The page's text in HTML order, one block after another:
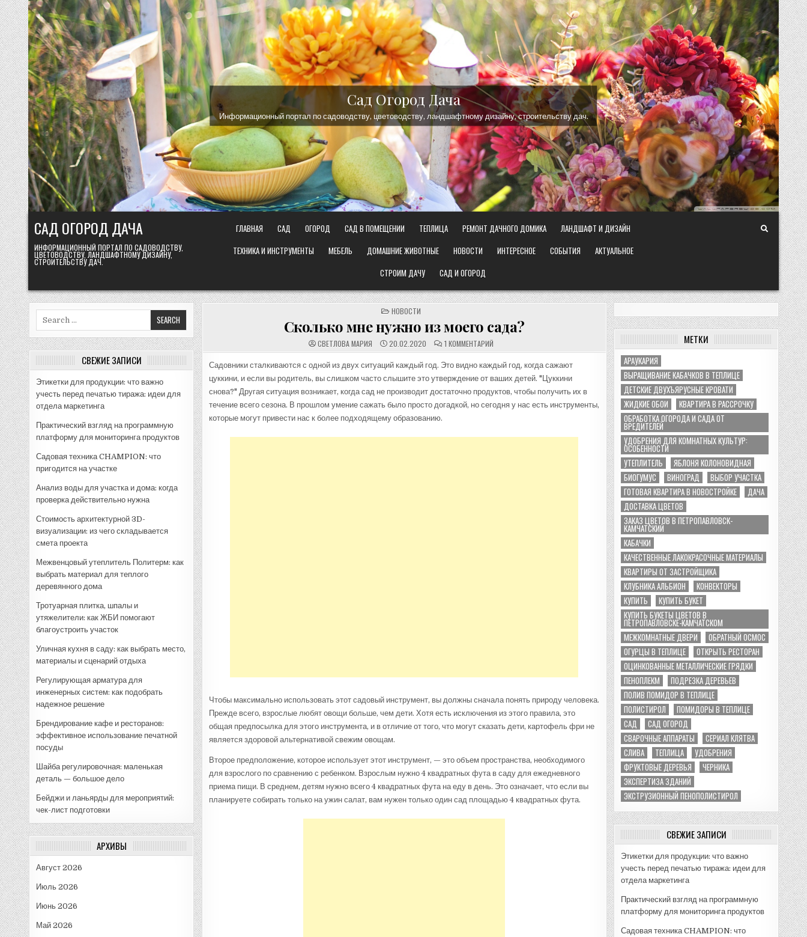
Skip
to
content
Сад Огород Дача
Информационный портал по садоводству, цветоводству, ландшафтному дизайну, строительству дач.
САД ОГОРОД ДАЧА
ИНФОРМАЦИОННЫЙ ПОРТАЛ ПО САДОВОДСТВУ,
ЦВЕТОВОДСТВУ, ЛАНДШАФТНОМУ ДИЗАЙНУ,
СТРОИТЕЛЬСТВУ ДАЧ.
ГЛАВНАЯ САД ОГОРОД САД В ПОМЕЩЕНИИ ТЕПЛИЦА РЕМОНТ ДАЧНОГО ДОМИКА
ЛАНДШАФТ И ДИЗАЙН
ТЕХНИКА И ИНСТРУМЕНТЫ
МЕБЕЛЬ ДОМАШНИЕ ЖИВОТНЫЕ НОВОСТИ ИНТЕРЕСНОЕ СОБЫТИЯ
АКТУАЛЬНОЕ
СТРОИМ ДАЧУ
САД И ОГОРОД
СВЕЖИЕ ЗАПИСИ
Этикетки для продукции: что важно
учесть перед печатью тиража: идеи для
отдела маркетинга
Практический взгляд на программную
платформу для мониторинга продуктов
Садовая техника CHAMPION: что
пригодится на участке
Анализ воды для участка и дома: когда
проверка действительно нужна
Стоимость архитектурной 3D-
визуализации: из чего складывается
смета проекта
Межвенцовый утеплитель Политерм: как
выбрать материал для теплого
деревянного дома
Тротуарная плитка, шпалы и
утяжелители: как ЖБИ помогают
благоустроить участок
Уличная кухня в саду: как выбрать место,
материалы и сценарий отдыха
Регулирующая арматура для
инженерных систем: как подобрать
надежное решение
Брендирование кафе и ресторанов:
эффективное использование печатной
посуды
Шайба регулировочная: маленькая
деталь — большое дело
Бейджи и ланьярды для мероприятий:
чек-лист подготовки
АРХИВЫ
Август 2026
Июль 2026
Июнь 2026
Май 2026
POSTED
IN
НОВОСТИ
Сколько мне нужно из моего сада?
СВЕТЛОВА МАРИЯ 20.02.2020 1 КОММЕНТАРИЙ
ЗАПИСИ
МНЕ
НУЖНО
ИЗ
САДА?
Садовники сталкиваются с одной из двух ситуаций каждый год. Это видно каждый год, когда сажают
цуккини, и если вы родитель, вы слишком часто слышите это утверждение от ваших детей. "Цуккини
снова?" Другая ситуация возникает, когда сад не производит достаточно продуктов, чтобы получить их в
течение всего сезона. В прошлом умение сажать было просто догадкой, но сегодня у нас есть инструменты,
которые могут привести нас к более подходящему образованию.
Чтобы максимально использовать этот садовый инструмент, вы должны сначала понять природу человека.
Прежде всего, взрослые любят овощи больше, чем дети. Хотя есть исключения из этого правила, это
общая предпосылка для этого инструмента, и в отличие от того, что могут сказать дети, картофель фри не
является здоровой альтернативой свежим овощам.
Второе предположение, которое использует этот инструмент, — это объем пространства, необходимого
для взрослого по сравнению с ребенком. Взрослым нужно 4 квадратных фута в саду для ежедневного
приема пищи. В среднем, детям нужно всего 4 квадратных фута на еду в день. Это означает, что если вы
планируете собирать только на ужин салат, вам нужен только один сад площадью 4 квадратных фута.
МЕТКИ
АРАУКАРИЯ
ВЫРАЩИВАНИЕ КАБАЧКОВ В ТЕПЛИЦЕ
ДЕТСКИЕ ДВУХЪЯРУСНЫЕ КРОВАТИ
ЖИДКИЕ ОБОИ
КВАРТИРА В РАССРОЧКУ
ОБРАБОТКА ОГОРОДА И САДА ОТ
ВРЕДИТЕЛЕЙ
УДОБРЕНИЯ ДЛЯ КОМНАТНЫХ КУЛЬТУР:
ОСОБЕННОСТИ
УТЕПЛИТЕЛЬ
ЯБЛОНЯ КОЛОНОВИДНАЯ
БИОГУМУС
ВИНОГРАД
ВЫБОР УЧАСТКА
ГОТОВАЯ КВАРТИРА В НОВОСТРОЙКЕ
ДАЧА
ДОСТАВКА ЦВЕТОВ
ЗАКАЗ ЦВЕТОВ В ПЕТРОПАВЛОВСК-
КАМЧАТСКИЙ
КАБАЧКИ
КАЧЕСТВЕННЫЕ ЛАКОКРАСОЧНЫЕ МАТЕРИАЛЫ
КВАРТИРЫ ОТ ЗАСТРОЙЩИКА
КЛУБНИКА АЛЬБИОН
КОНВЕКТОРЫ
КУПИТЬ
КУПИТЬ БУКЕТ
КУПИТЬ БУКЕТЫ ЦВЕТОВ В
ПЕТРОПАВЛОВСКЕ-КАМЧАТСКОМ
МЕЖКОМНАТНЫЕ ДВЕРИ
ОБРАТНЫЙ ОСМОС
ОГУРЦЫ В ТЕПЛИЦЕ
ОТКРЫТЬ РЕСТОРАН
ОЦИНКОВАННЫЕ МЕТАЛЛИЧЕСКИЕ ГРЯДКИ
ПЕНОПЛЕКМ
ПОДРЕЗКА ДЕРЕВЬЕВ
ПОЛИВ ПОМИДОР В ТЕПЛИЦЕ
ПОЛИСТИРОЛ
ПОМИДОРЫ В ТЕПЛИЦЕ
САД
САД ОГОРОД
СВАРОЧНЫЕ АППАРАТЫ
СЕРИАЛ КЛЯТВА
СЛИВА
ТЕПЛИЦА
УДОБРЕНИЯ
ФРУКТОВЫЕ ДЕРЕВЬЯ
ЧЕРНИКА
ЭКСПЕРТИЗА ЗДАНИЙ
ЭКСТРУЗИОННЫЙ ПЕНОПОЛИСТИРОЛ
СВЕЖИЕ ЗАПИСИ
Этикетки для продукции: что важно
учесть перед печатью тиража: идеи для
отдела маркетинга
Практический взгляд на программную
платформу для мониторинга продуктов
Садовая техника CHAMPION: что